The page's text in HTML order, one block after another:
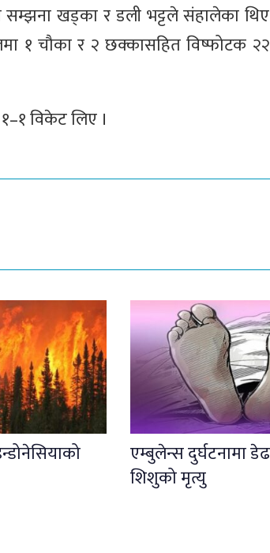
खड्का र डली भट्टले संहालेका
१ चौका र २ छक्कासहित विष्फोटक
विकेट लिए ।
एम्बुलेन्स दुर्घटनामा
शिशुको मृत्यु